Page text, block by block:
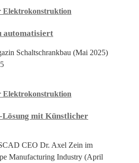
Elektrokonstruktion
automatisiert
Schaltschrankbau (Mai 2025)
Elektrokonstruktion
mit Künstlicher
CEO Dr. Axel Zein im
Manufacturing Industry (April